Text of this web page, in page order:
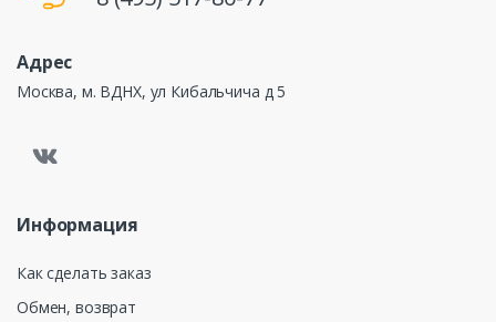
Адрес
Москва, м. ВДНХ, ул Кибальчича д 5
Информация
Как сделать заказ
Обмен, возврат